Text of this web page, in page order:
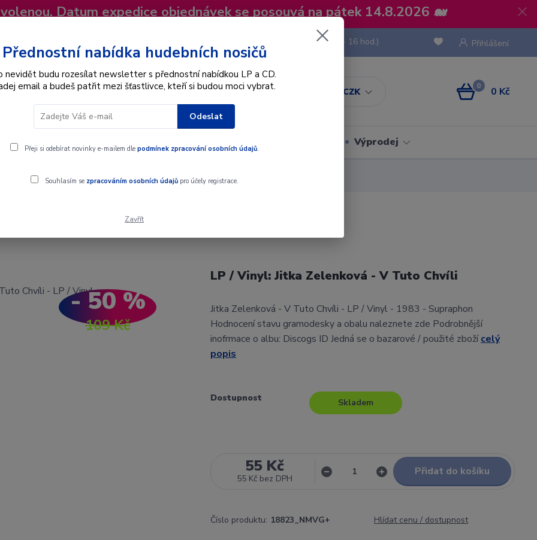
Datum expedice objednávek se posouvá na pátek 14.8.2026 🐋
CZK
Přihlášení
Hledat
(Po-Pá, 8 - 16 hod.)
0 0 Kč
Interpret Dárkové poukazy Výprodej
/ Vinyl
109 Kč
- 50 %
LP / Vinyl: Jitka Zelenková - V Tuto Chvíli
Jitka Zelenková - V Tuto Chvíli - LP / Vinyl - 1983 - Supraphon
Hodnocení stavu gramodesky a obalu naleznete zde Podrobnější
inofrmace o albu: Discogs ID Jedná se o bazarové / použité zbožícelý
popis
Dostupnost Skladem
55 Kč
55 Kč bez DPH
Přidat do košíku
Číslo produktu: 18823_NMVG+ Hlídat cenu / dostupnost
Přednostní nabídka hudebních nosičů
nevidět budu rozesílat newsletter s přednostní nabídkou LP a CD.
email a budeš patřit mezi šťastlivce, kteří si budou moci vybrat.
Odeslat
Přeji si odebírat novinky e-mailem dle podmínek zpracování osobních údajů.
Souhlasím se zpracováním osobních údajůpro účely registrace.
Zavřít